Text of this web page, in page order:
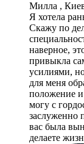
Милла ,
Я хотела
Скажу по
наверное,
привыкла
усилиями,
для меня
положение и
могу с
заслуженно
вас была
делаете